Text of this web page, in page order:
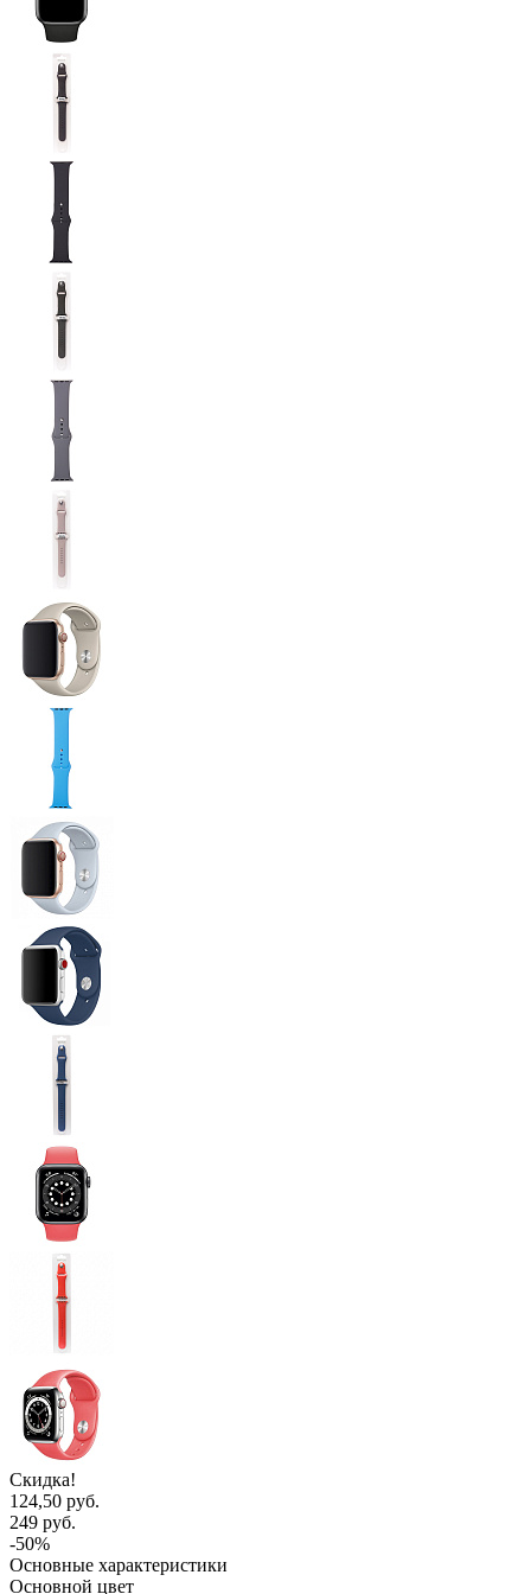
Скидка!
124,50 руб.
249 руб.
-50%
Основные характеристики
Основной цвет